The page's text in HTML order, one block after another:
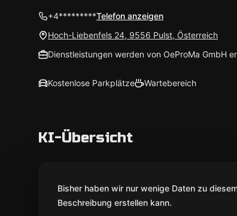
+4*********Telefon anzeigen
Hoch-Liebenfels 24, 9556 Pulst, Österreich
Dienstleistungen werden von OeProMa GmbH
Kostenlose Parkplätze Wartebereich
KI-Übersicht
Bisher haben wir nur wenige Daten zu
Beschreibung erstellen kann.